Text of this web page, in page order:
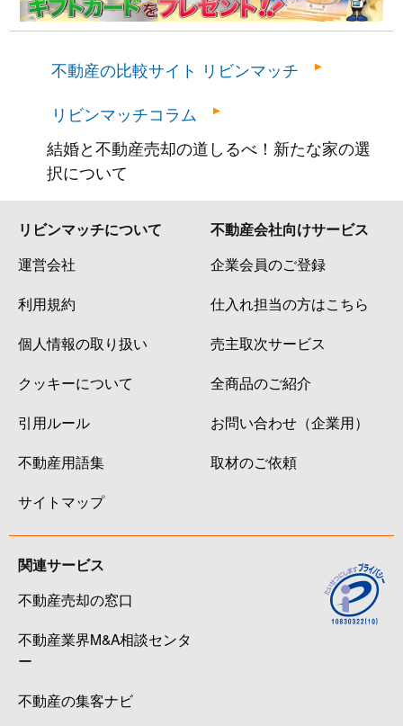
不動産の比較サイト リビンマッチ
リビンマッチコラム
結婚と不動産売却の道しるべ！新たな家の選
択について
リビンマッチについて
運営会社
利用規約
個人情報の取り扱い
クッキーについて
引用ルール
不動産用語集
サイトマップ
不動産会社向けサービス
企業会員のご登録
仕入れ担当の方はこちら
売主取次サービス
全商品のご紹介
お問い合わせ（企業用）
取材のご依頼
関連サービス
不動産売却の窓口
不動産業界M&A相談センタ
ー
不動産の集客ナビ